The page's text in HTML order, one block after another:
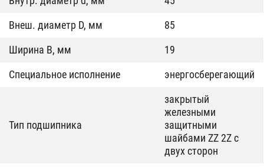
Внеш. диаметр D, мм
85
Ширина B, мм
19
Специальное исполнение
энергосберегающий
Тип подшипника
закрытый
железными
защитными
шайбами ZZ 2Z c
двух сторон